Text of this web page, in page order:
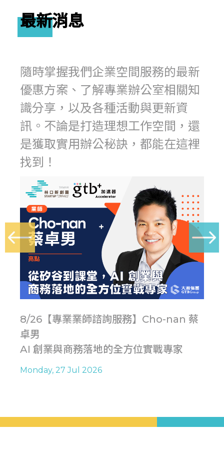
最新消息
隨時掌握我們企業空間服務的最新
優惠方案、了解專業辦公室相關知
識分享，以及各種活動與更新資
訊。不論是打造理想工作空間，還
是獲取實用辦公秘訣，都能在這裡
找到！
8/26【專業業師諮詢服務】Cho-nan 蔡
卓男
AI 創業與商務落地的全方位實戰專家
Monday, 27 Jul 2026